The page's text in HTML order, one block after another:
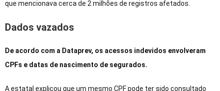
que mencionava cerca de 2 milhões de registros afetados.
Dados vazados
De acordo com a Dataprev, os acessos indevidos envolveram
CPFs e datas de nascimento de segurados.
A estatal explicou que um mesmo CPF pode ter sido consultado